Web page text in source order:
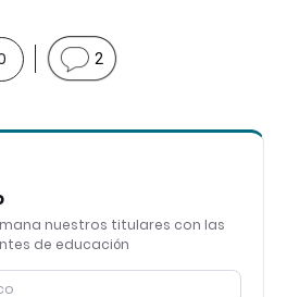
2
nuestros titulares con las
de educación